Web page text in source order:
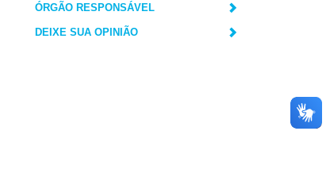
ÓRGÃO RESPONSÁVEL
DEIXE SUA OPINIÃO